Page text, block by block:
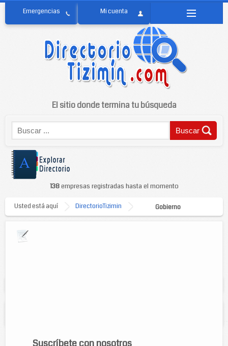
El sitio donde termina tu búsqueda
138empresas registradas hasta el momento
Usted está aquí DirectorioTizimin Gobierno